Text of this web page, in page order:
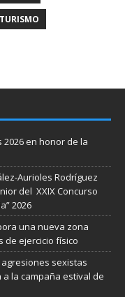
TURISMO
en honor de la
Aurioles Rodríguez
del XXIX Concurso
2026
una nueva zona
de ejercicio físico
sexistas
la campaña estival de